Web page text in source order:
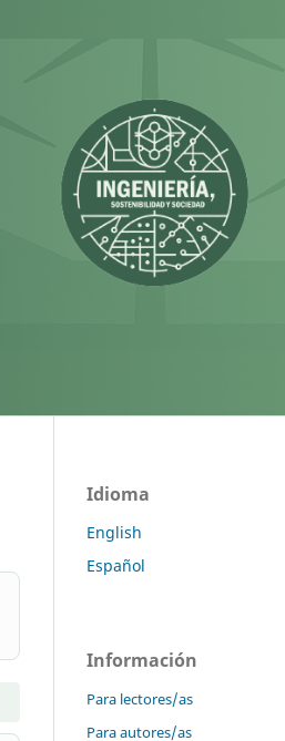
Idioma
English
Español
Información
Para lectores/as
Para autores/as